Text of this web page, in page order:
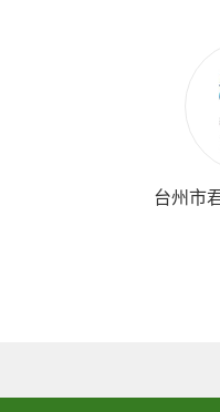
台州市